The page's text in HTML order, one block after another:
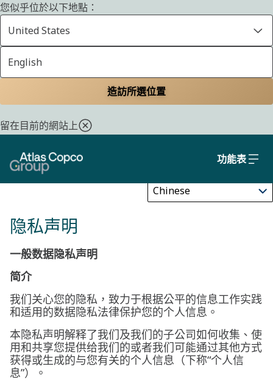
您似乎位於以下地點：
United States
English
造訪所選位置
留在目前的網站上
功能表
特定國家/地區的聲明
Update
隐私声明
一般数据隐私声明
简介
我们关心您的隐私，致力于根据公平的信息工作实践
和适用的数据隐私法律保护您的个人信息。
本隐私声明解释了我们及我们的子公司如何收集、使
用和共享您提供给我们的或者我们可能通过其他方式
获得或生成的与您有关的个人信息（下称“个人信
息”）。